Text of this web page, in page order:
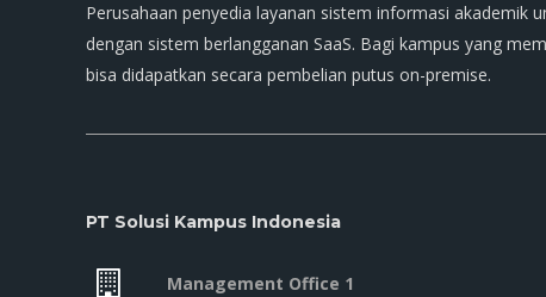
Perusahaan penyedia layanan sistem informasi akademik
dengan sistem berlangganan SaaS. Bagi kampus yang
bisa didapatkan secara pembelian putus on-premise.
PT Solusi Kampus Indonesia
Management Office 1